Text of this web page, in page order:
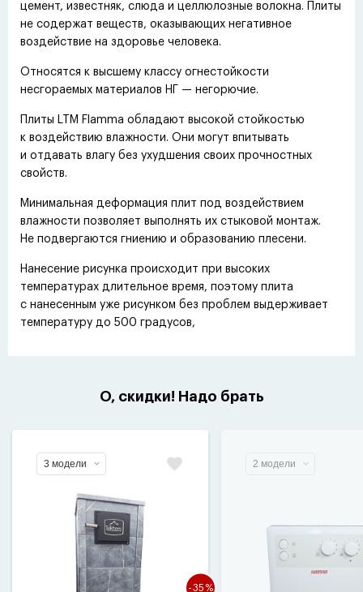
цемент, известняк, слюда и целлюлозные волокна. Плиты
не содержат веществ, оказывающих негативное
воздействие на здоровье человека.
Относятся к высшему классу огнестойкости
несгораемых материалов НГ — негорючие.
Плиты LTM Flamma обладают высокой стойкостью
к воздействию влажности. Они могут впитывать
и отдавать влагу без ухудшения своих прочностных
свойств.
Минимальная деформация плит под воздействием
влажности позволяет выполнять их стыковой монтаж.
Не подвергаются гниению и образованию плесени.
Нанесение рисунка происходит при высоких
температурах длительное время, поэтому плита
с нанесенным уже рисунком без проблем выдерживает
температуру до 500 градусов,
О, скидки! Надо брать
3 модели
-35%
2 модели